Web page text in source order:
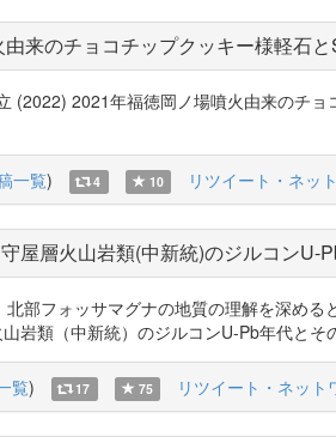
来のチョコチップクッキー様軽石
(2022) 2021年福徳岡ノ場噴火由来のチ
一覧) 4 10 リツイート・ネッ
屋層火山岩類(中新統)のジルコンU-
部フォッサマグナの地質の理解を深め
岩類（中新統）のジルコンU-Pb年代と
覧) 17 75 リツイート・ネット